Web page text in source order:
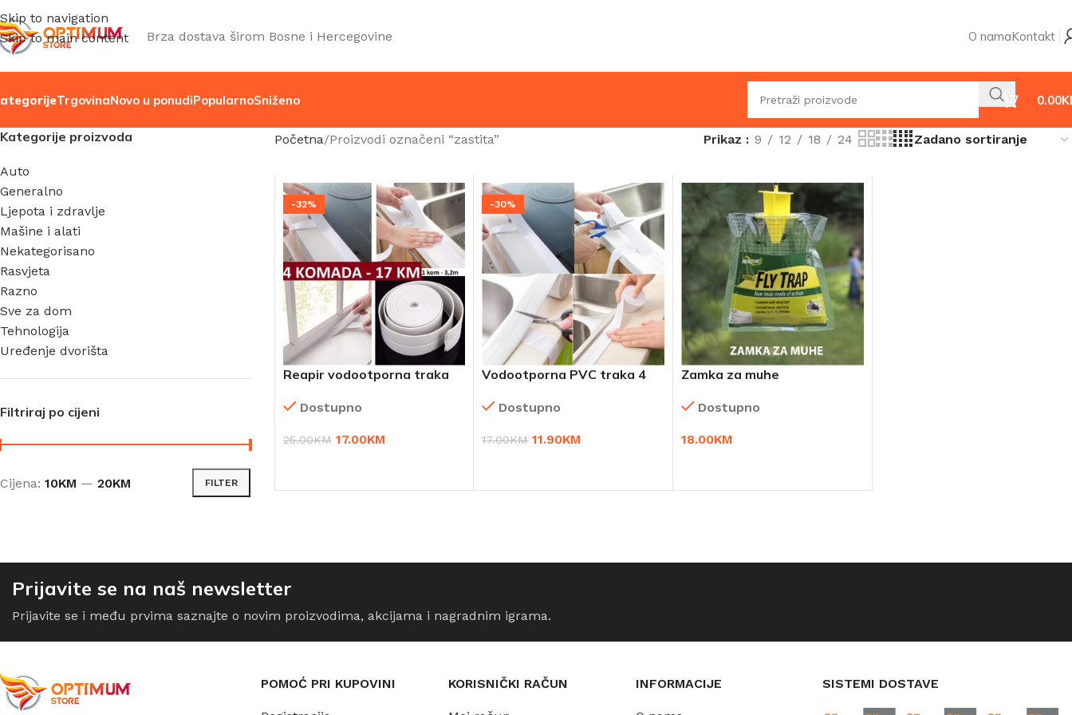
Skip to navigation
Skip to main content
Brza dostava širom Bosne i Hercegovine O namaKontakt
TrgovinaNovo u ponudiPopularnoSniženo 0.00
Kategorije proizvoda
Auto
Generalno
Ljepota i zdravlje
Mašine i alati
Nekategorisano
Rasvjeta
Razno
Sve za dom
Tehnologija
Uređenje dvorišta
Filtriraj po cijeni
FILTER
Cijena: 10KM — 20KM
Početna Proizvodi označeni “zastita” Prikaz 9 12 18 24
-32%
Reapir vodootporna traka
Dostupno
25.00KM 17.00KM
-30%
Vodootporna PVC traka 4
Dostupno
17.00KM 11.90KM
Zamka za muhe
Dostupno
18.00KM
Prijavite se na naš newsletter
Prijavite se i među prvima saznajte o novim proizvodima, akcijama i nagradnim igrama.
POMOĆ PRI KUPOVINI KORISNIČKI RAČUN INFORMACIJE SISTEMI DOSTAVE